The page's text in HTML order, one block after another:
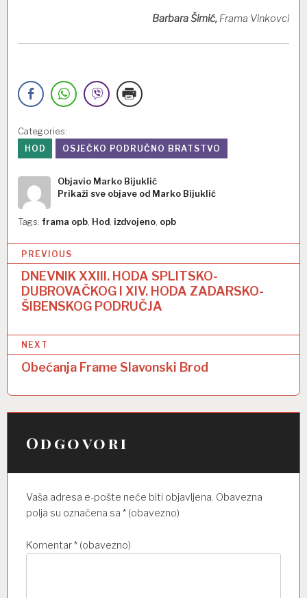
Barbara Šimić, Frama Vinkovci
Categories:
HOD
OSJEČKO PODRUČNO BRATSTVO
Objavio Marko Bijuklić
Prikaži sve objave od Marko Bijuklić
Tags: frama opb Hod izdvojeno opb
N
g
c
i
o
PREVIOUS
DNEVNIK XXIII. HODA SPLITSKO-
DUBROVAČKOG I XIV. HODA ZADARSKO-
ŠIBENSKOG PODRUČJA
NEXT
Obećanja Frame Slavonski Brod
Odgovori
Vaša adresa e-pošte neće biti objavljena. Obavezna
polja su označena sa * (obavezno)
Komentar* (obavezno)